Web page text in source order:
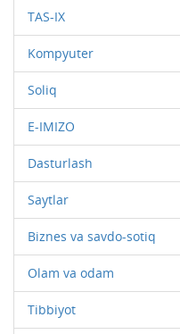
TAS-IX
Kompyuter
Soliq
E-IMIZO
Dasturlash
Saytlar
Biznes va savdo-sotiq
Olam va odam
Tibbiyot